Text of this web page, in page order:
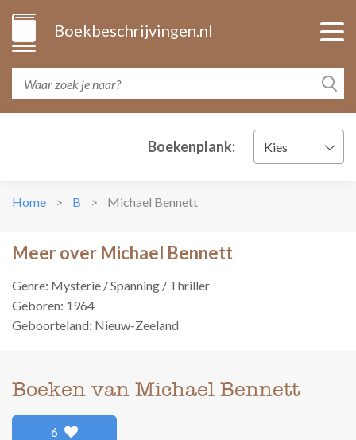
Boekbeschrijvingen.nl
Boekenplank: Kies
Home B Michael Bennett
Meer over Michael Bennett
Genre: Mysterie / Spanning / Thriller
Geboren: 1964
Geboorteland: Nieuw-Zeeland
Boeken van Michael Bennett
6